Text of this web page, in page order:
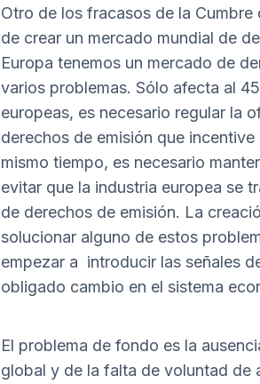
Otro de los fracasos de la
de crear un mercado mundial de
Europa tenemos un mercado de
varios problemas. Sólo afecta al
europeas, es necesario regular la
derechos de emisión que
mismo tiempo, es necesario
evitar que la industria europea se
de derechos de emisión. La
solucionar alguno de estos
empezar a introducir las señales
obligado cambio en el sistema
El problema de fondo es la
global y de la falta de voluntad de